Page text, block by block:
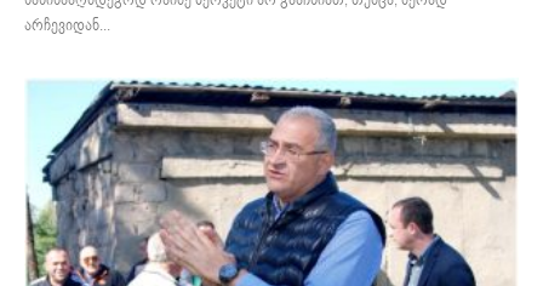
არჩევიდან...